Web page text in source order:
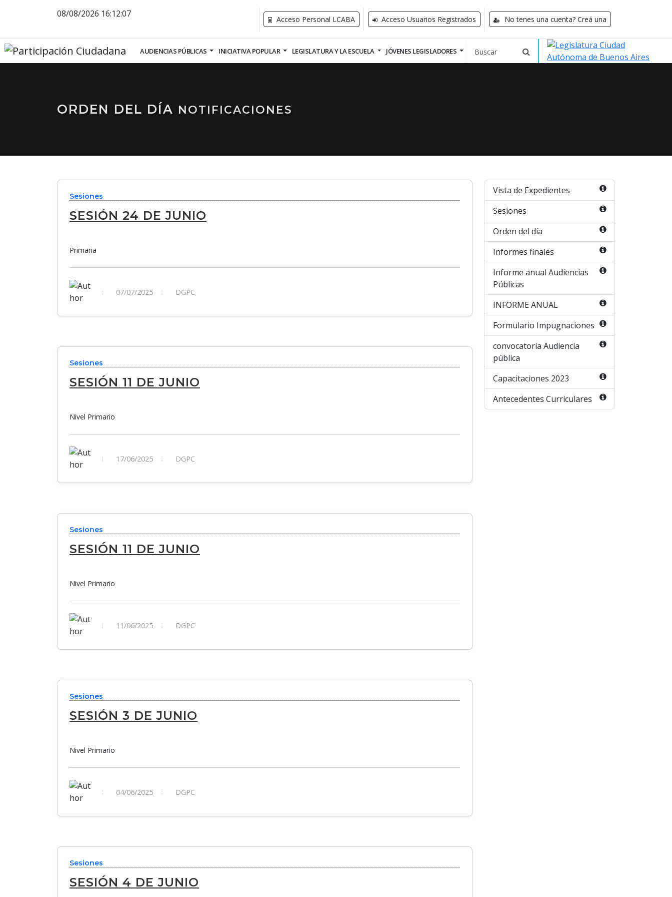
08/08/2026 16:12:08
Acceso Personal LCABA Acceso Usuarios Registrados No tenes una cuenta? Creá una
AUDIENCIAS PÚBLICAS INICIATIVA POPULAR LEGISLATURA Y LA ESCUELA JÓVENES LEGISLADORES
ORDEN DEL DÍA NOTIFICACIONES
Sesiones
SESIÓN 24 DE JUNIO
Primaria
07/07/2025 DGPC
Sesiones
SESIÓN 11 DE JUNIO
Nivel Primario
17/06/2025 DGPC
Sesiones
SESIÓN 11 DE JUNIO
Nivel Primario
11/06/2025 DGPC
Sesiones
SESIÓN 3 DE JUNIO
Nivel Primario
04/06/2025 DGPC
Sesiones
SESIÓN 4 DE JUNIO
Vista de Expedientes
Sesiones
Orden del día
Informes finales
Informe anual Audiencias
Públicas
INFORME ANUAL
Formulario Impugnaciones
convocatoria Audiencia
pública
Capacitaciones 2023
Antecedentes Curriculares